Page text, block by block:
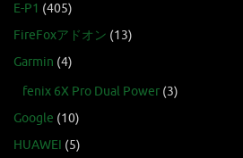
E-P1 (405)
FireFoxアドオン (13)
Garmin (4)
fenix 6X Pro Dual Power (3)
Google (10)
HUAWEI (5)